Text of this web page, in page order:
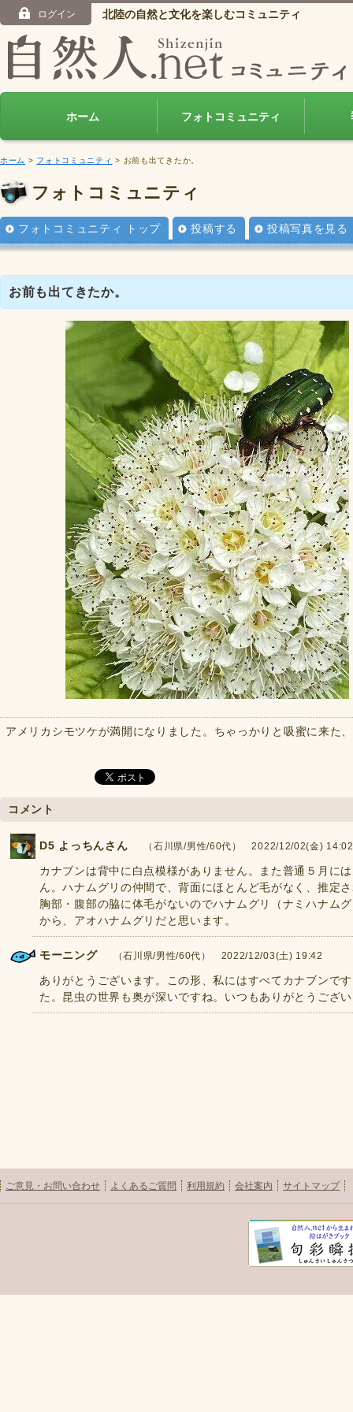
ログイン 北陸の自然と文化を楽しむコミュニティ
ホーム フォトコミュニティ
ホーム > フォトコミュニティ > お前も出てきたか。
フォトコミュニティ
フォトコミュニティ トップ 投稿する 投稿写真を見る
お前も出てきたか。
アメリカシモツケが満開になりました。ちゃっかりと吸蜜に来た
コメント
D5 よっちんさん （石川県/男性/60代） 2022/12/02(金) 14:02
カナブンは背中に白点模様がありません。また普通５月に
ん。ハナムグリの仲間で、背面にほとんど毛がなく、推定
胸部・腹部の脇に体毛がないのでハナムグリ（ナミハナム
から、アオハナムグリだと思います。
モーニング （石川県/男性/60代） 2022/12/03(土) 19:42
ありがとうございます。この形、私にはすべてカナブン
た。昆虫の世界も奥が深いですね。いつもありがとうござ
ご意見・お問い合わせ よくあるご質問 利用規約 会社案内 サイトマップ